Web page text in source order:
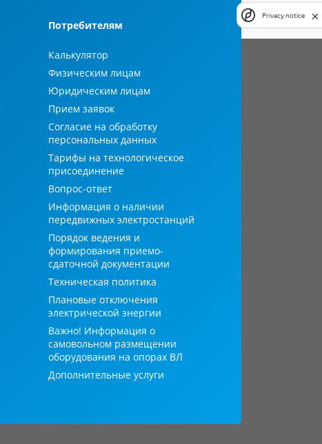
Потребителям
Калькулятор
Физическим лицам
Юридическим лицам
Прием заявок
Согласие на обработку
персональных данных
Тарифы на технологическое
присоединение
Вопрос-ответ
Информация о наличии
передвижных электростанций
Порядок ведения и
формирования приемо-
сдаточной документации
Техническая политика
Плановые отключения
электрической энергии
Важно! Информация о
самовольном размещении
оборудования на опорах ВЛ
Дополнительные услуги
Privacy notice